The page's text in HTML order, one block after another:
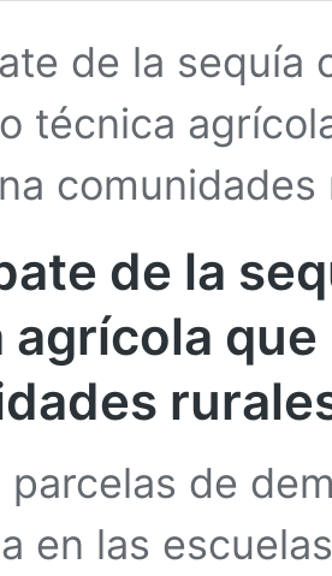
de la
agrícola
parcelas de
en las